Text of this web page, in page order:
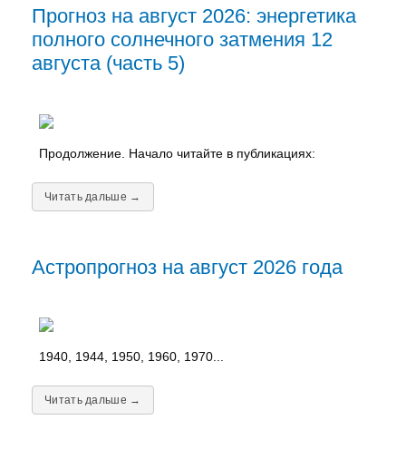
Прогноз на август 2026: энергетика
полного солнечного затмения 12
августа (часть 5)
Продолжение. Начало читайте в публикациях:
Читать дальше →
Астропрогноз на август 2026 года
1940, 1944, 1950, 1960, 1970...
Читать дальше →